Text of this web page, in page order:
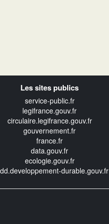
Les sites publics
service-public.fr
legifrance.gouv.fr
circulaire.legifrance.gouv.fr
gouvernement.fr
france.fr
data.gouv.fr
ecologie.gouv.fr
durable.gouv.fr